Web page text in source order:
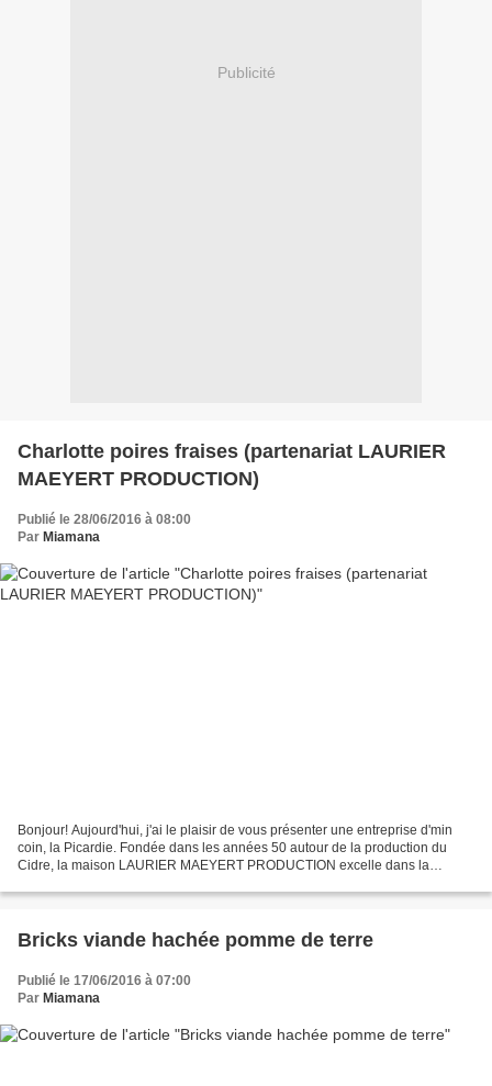
Publicité
Charlotte poires fraises (partenariat LAURIER
MAEYERT PRODUCTION)
Publié le 28/06/2016 à 08:00
Par Miamana
Bonjour! Aujourd'hui, j'ai le plaisir de vous présenter une entreprise d'min
coin, la Picardie. Fondée dans les années 50 autour de la production du
Cidre, la maison LAURIER MAEYERT PRODUCTION excelle dans la
Bricks viande hachée pomme de terre
Publié le 17/06/2016 à 07:00
Par Miamana